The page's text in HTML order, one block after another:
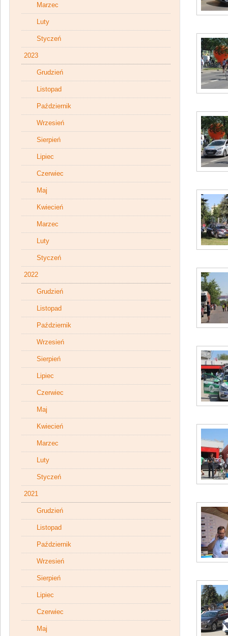
Marzec
Luty
Styczeń
2023
Grudzień
Listopad
Październik
Wrzesień
Sierpień
Lipiec
Czerwiec
Maj
Kwiecień
Marzec
Luty
Styczeń
2022
Grudzień
Listopad
Październik
Wrzesień
Sierpień
Lipiec
Czerwiec
Maj
Kwiecień
Marzec
Luty
Styczeń
2021
Grudzień
Listopad
Październik
Wrzesień
Sierpień
Lipiec
Czerwiec
Maj